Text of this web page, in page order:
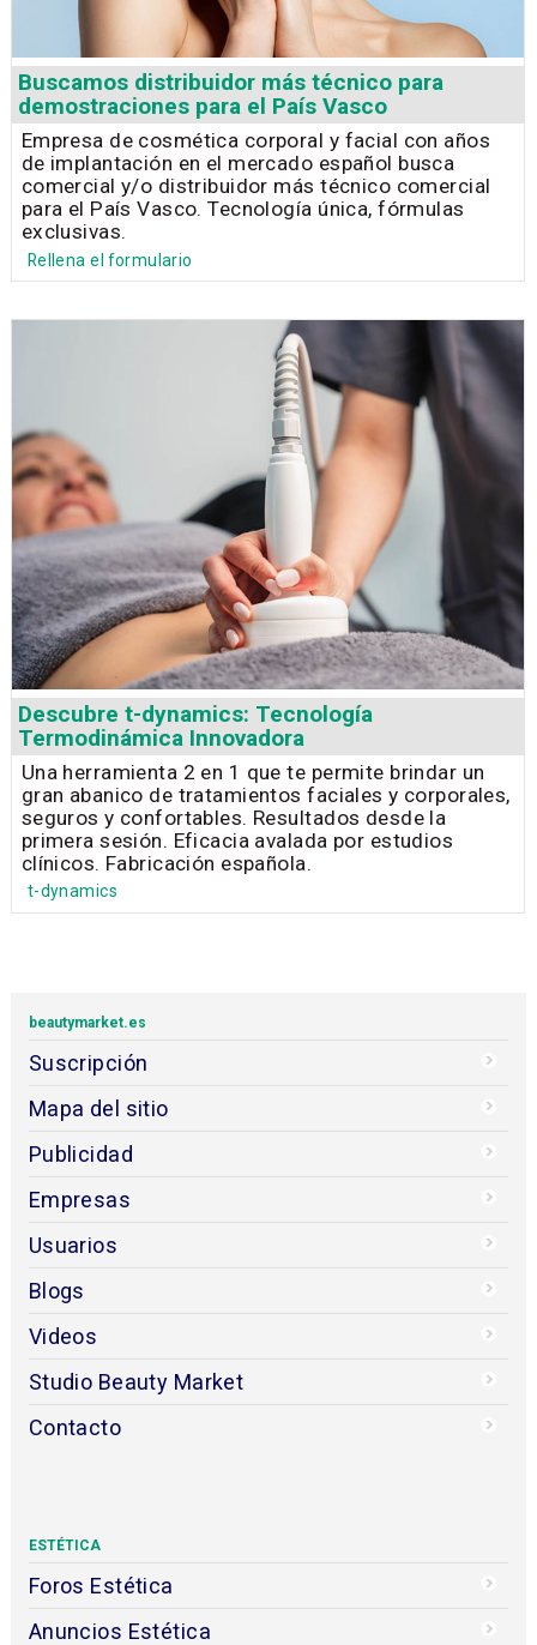
Buscamos distribuidor más técnico para
demostraciones para el País Vasco
Empresa de cosmética corporal y facial con años
de implantación en el mercado español busca
comercial y/o distribuidor más técnico comercial
para el País Vasco. Tecnología única, fórmulas
exclusivas.
Rellena el formulario
Descubre t-dynamics: Tecnología
Termodinámica Innovadora
Una herramienta 2 en 1 que te permite brindar un
gran abanico de tratamientos faciales y corporales,
seguros y confortables. Resultados desde la
primera sesión. Eficacia avalada por estudios
clínicos. Fabricación española.
t-dynamics
beautymarket.es
Suscripción
Mapa del sitio
Publicidad
Empresas
Usuarios
Blogs
Videos
Studio Beauty Market
Contacto
ESTÉTICA
Foros Estética
Anuncios Estética